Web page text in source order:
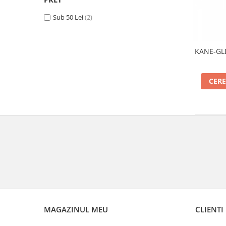
Termometru
Sub 50 Lei(2)
KANE-
MAGAZINUL MEU CLIENTI